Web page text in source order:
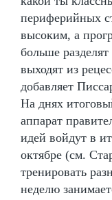
периферийных
высоким, а
больше
выходят из
добавляет
На днях
аппарат
идей войдут в
октябре (см.
тренировать
неделю